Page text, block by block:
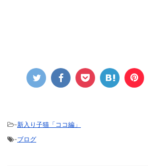
-新入り子猫「ココ編」
-ブログ